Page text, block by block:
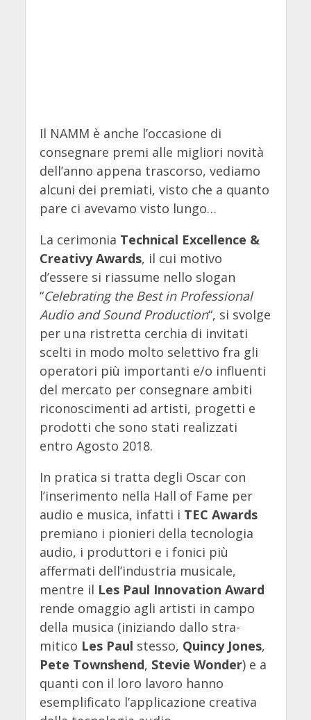
Il NAMM è anche l’occasione di
consegnare premi alle migliori novità
dell’anno appena trascorso, vediamo
alcuni dei premiati, visto che a quanto
pare ci avevamo visto lungo…
La cerimonia Technical Excellence &
Creativy Awards, il cui motivo
d’essere si riassume nello slogan
“Celebrating the Best in Professional
Audio and Sound Production“, si svolge
per una ristretta cerchia di invitati
scelti in modo molto selettivo fra gli
operatori più importanti e/o influenti
del mercato per consegnare ambiti
riconoscimenti ad artisti, progetti e
prodotti che sono stati realizzati
entro Agosto 2018.
In pratica si tratta degli Oscar con
l’inserimento nella Hall of Fame per
audio e musica, infatti i TEC Awards
premiano i pionieri della tecnologia
audio, i produttori e i fonici più
affermati dell’industria musicale,
mentre il Les Paul Innovation Award
rende omaggio agli artisti in campo
della musica (iniziando dallo stra-
mitico Les Paul stesso, Quincy Jones,
Pete Townshend, Stevie Wonder) e a
quanti con il loro lavoro hanno
esemplificato l’applicazione creativa